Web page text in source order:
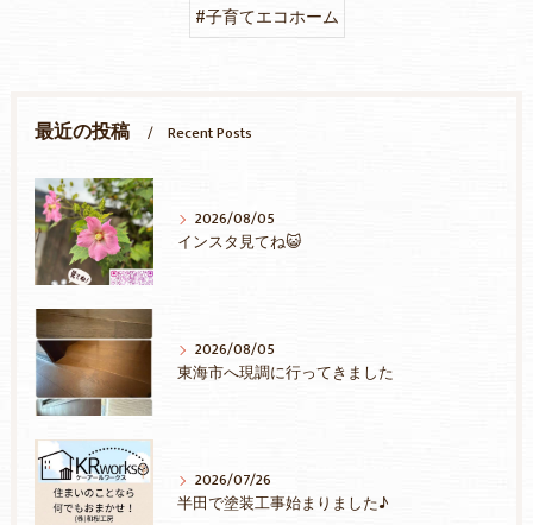
#子育てエコホーム
最近の投稿 Recent Posts
2026/08/05
インスタ見てね😺
2026/08/05
東海市へ現調に行ってきました
2026/07/26
半田で塗装工事始まりました♪